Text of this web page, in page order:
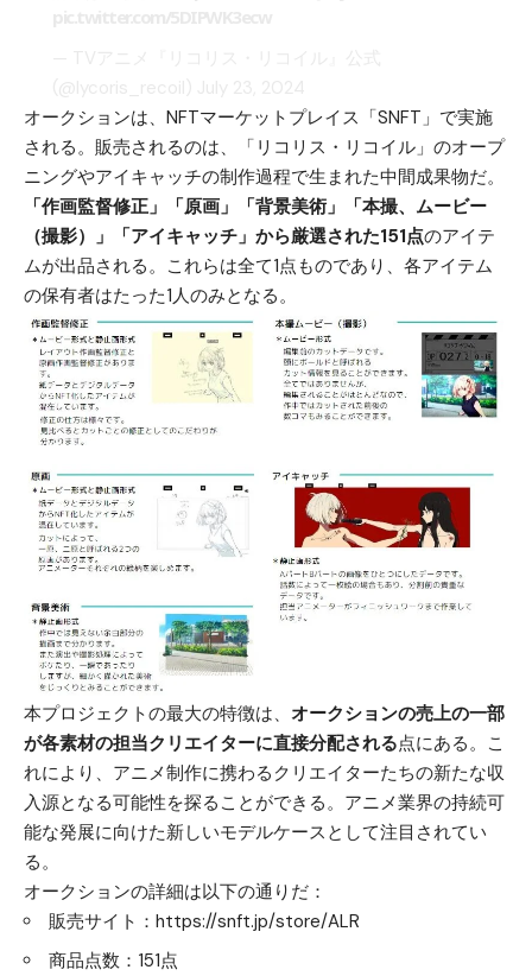
オークションは、NFTマーケットプレイス「SNFT」で実施
される。販売されるのは、「リコリス・リコイル」のオープ
ニングやアイキャッチの制作過程で生まれた中間成果物だ。
「作画監督修正」「原画」「背景美術」「本撮、ムービー
（撮影）」「アイキャッチ」から厳選された151点のアイテ
ムが出品される。これらは全て1点ものであり、各アイテム
の保有者はたった1人のみとなる。
本プロジェクトの最大の特徴は、 オークションの売上の一部
が各素材の担当クリエイターに直接分配される点にある。こ
れにより、アニメ制作に携わるクリエイターたちの新たな収
入源となる可能性を探ることができる。アニメ業界の持続可
能な発展に向けた新しいモデルケースとして注目されてい
る。
オークションの詳細は以下の通りだ：
販売サイト：https://snft.jp/store/ALR
商品点数：151点